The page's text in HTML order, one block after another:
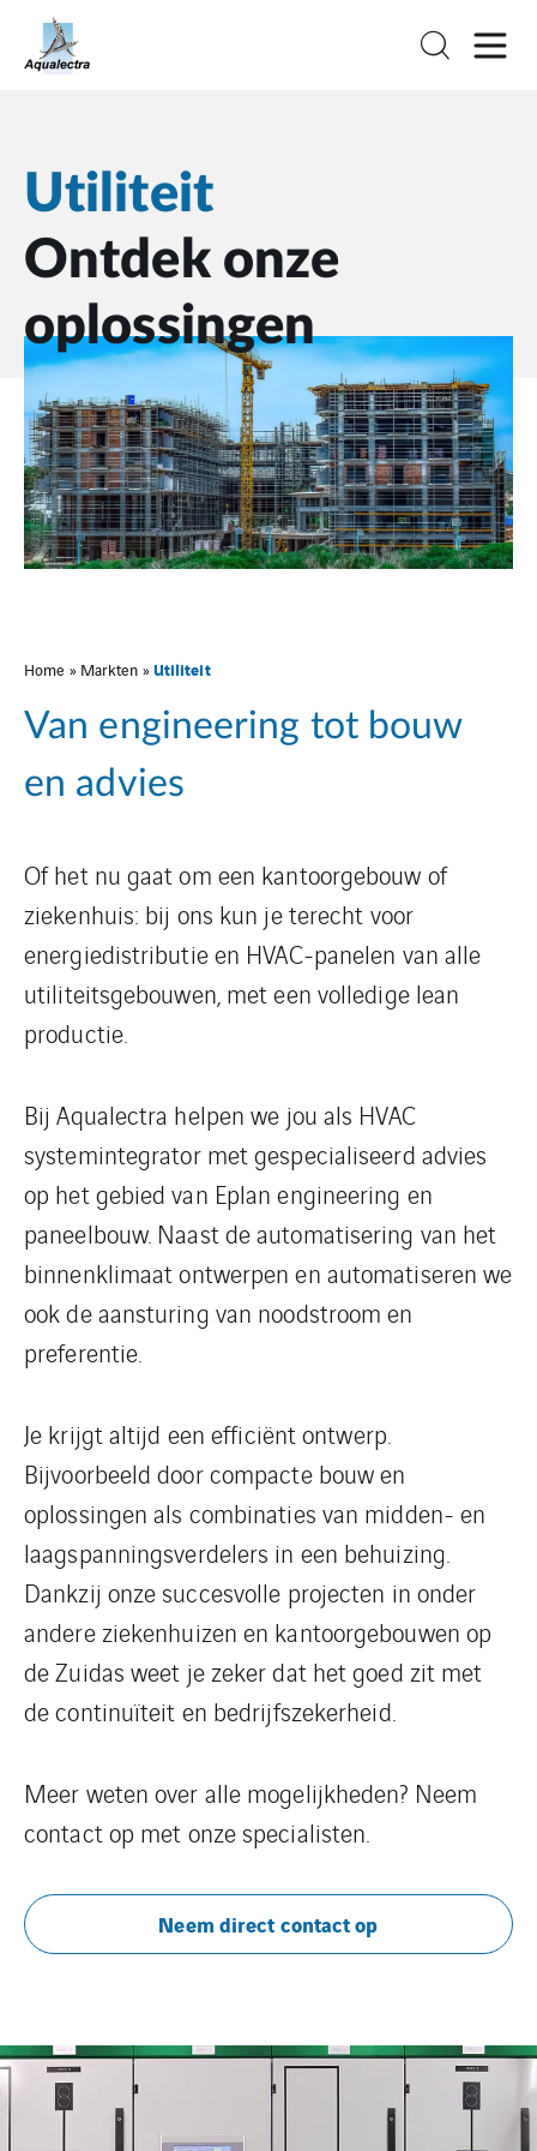
Utiliteit
Ontdek onze
oplossingen
Home » Markten »Utiliteit
Van engineering tot bouw
en advies
Of het nu gaat om een kantoorgebouw of
ziekenhuis: bij ons kun je terecht voor
energiedistributie en HVAC-panelen van alle
utiliteitsgebouwen, met een volledige lean
productie.
Bij Aqualectra helpen we jou als HVAC
systemintegrator met gespecialiseerd advies
op het gebied van Eplan engineering en
paneelbouw. Naast de automatisering van het
binnenklimaat ontwerpen en automatiseren we
ook de aansturing van noodstroom en
preferentie.
Je krijgt altijd een efficiënt ontwerp.
Bijvoorbeeld door compacte bouw en
oplossingen als combinaties van midden- en
laagspanningsverdelers in een behuizing.
Dankzij onze succesvolle projecten in onder
andere ziekenhuizen en kantoorgebouwen op
de Zuidas weet je zeker dat het goed zit met
de continuïteit en bedrijfszekerheid.
Meer weten over alle mogelijkheden? Neem
contact op met onze specialisten.
Neem direct contact op